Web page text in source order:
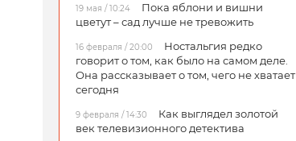
19 мая / 10:24
Пока яблони и вишни
цветут – сад лучше не тревожить
16 февраля / 20:00
Ностальгия редко
говорит о том, как было на самом деле.
Она рассказывает о том, чего не хватает
сегодня
9 февраля / 14:30
Как выглядел золотой
век телевизионного детектива